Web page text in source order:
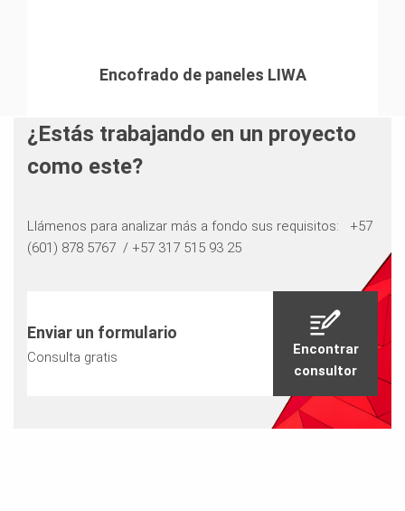
Encofrado de paneles LIWA
¿Estás trabajando en un proyecto
como este?
Llámenos para analizar más a fondo sus requisitos: ​​​​​​​ +57
(601) 878 5767 / +57 317 515 93 25
Enviar un formulario
Consulta gratis
Encontrar
consultor